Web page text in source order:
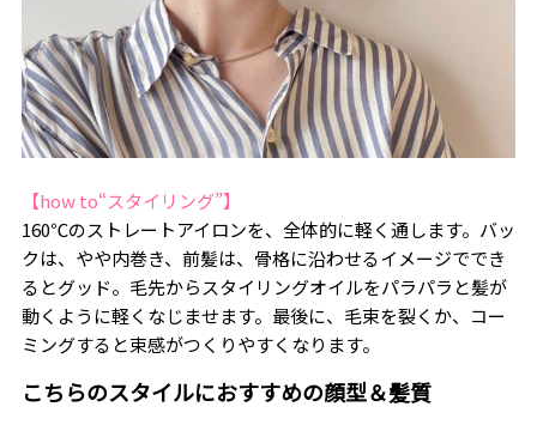
【how to“スタイリング”】
160℃のストレートアイロンを、全体的に軽く通します。バッ
クは、やや内巻き、前髪は、骨格に沿わせるイメージででき
るとグッド。毛先からスタイリングオイルをパラパラと髪が
動くように軽くなじませます。最後に、毛束を裂くか、コー
ミングすると束感がつくりやすくなります。
こちらのスタイルにおすすめの顔型＆髪質